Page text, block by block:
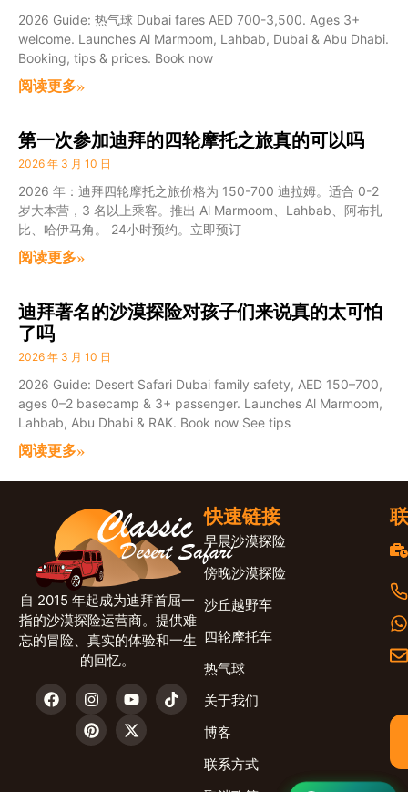
2026 Guide: 热气球 Dubai fares AED 700-3,500. Ages 3+
welcome. Launches Al Marmoom, Lahbab, Dubai & Abu Dhabi.
Booking, tips & prices. Book now
阅读更多»
第一次参加迪拜的四轮摩托之旅真的可以吗
2026 年 3 月 10 日
2026 年：迪拜四轮摩托之旅价格为 150-700 迪拉姆。适合 0-2
岁大本营，3 名以上乘客。推出 Al Marmoom、Lahbab、阿布扎
比、哈伊马角。 24小时预约。立即预订
阅读更多»
迪拜著名的沙漠探险对孩子们来说真的太可怕
了吗
2026 年 3 月 10 日
2026 Guide: Desert Safari Dubai family safety, AED 150–700,
ages 0–2 basecamp & 3+ passenger. Launches Al Marmoom,
Lahbab, Abu Dhabi & RAK. Book now See tips
阅读更多»
自 2015 年起成为迪拜首屈一
指的沙漠探险运营商。提供难
忘的冒险、真实的体验和一生
的回忆。
快速链接
早晨沙漠探险
傍晚沙漠探险
沙丘越野车
四轮摩托车
热气球
关于我们
博客
联系方式